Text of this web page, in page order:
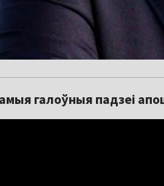
галоўныя падзеі